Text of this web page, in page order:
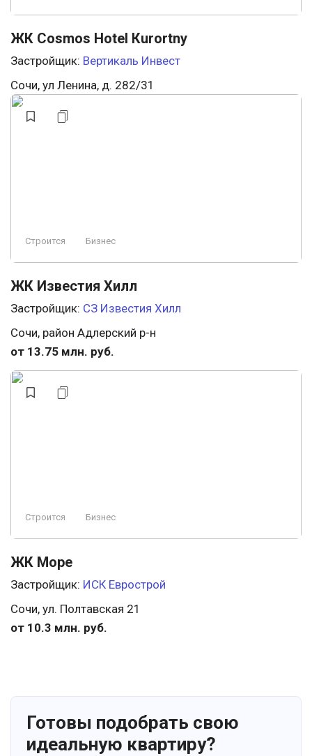
ЖК Cosmos Hotel Кurortny
Застройщик: Вертикаль Инвест
Сочи, ул Ленина, д. 282/31
Строится Бизнес
ЖК Известия Хилл
Застройщик: СЗ Известия Хилл
Сочи, район Адлерский р-н
от 13.75 млн. руб.
Строится Бизнес
ЖК Море
Застройщик: ИСК Еврострой
Сочи, ул. Полтавская 21
от 10.3 млн. руб.
Готовы подобрать свою
идеальную квартиру?